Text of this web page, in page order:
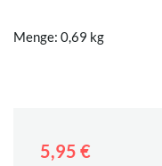
Menge: 0,69 kg
5,95 €